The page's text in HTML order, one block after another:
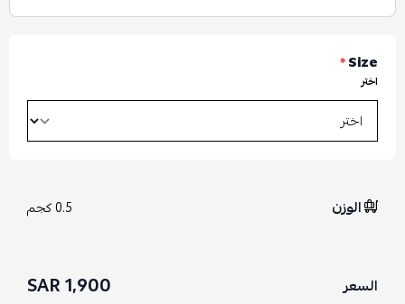
Size
*
اختر
الوزن 0.5 كجم
السعر 1,900 SAR